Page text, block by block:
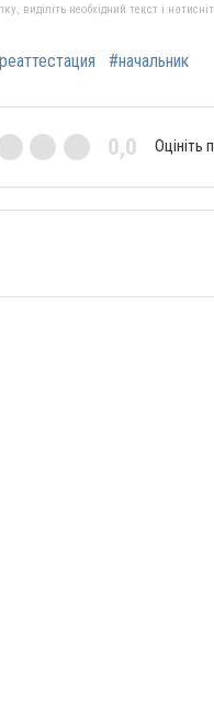
виділіть необхідний текст і
#начальник
0,0 Оцініть